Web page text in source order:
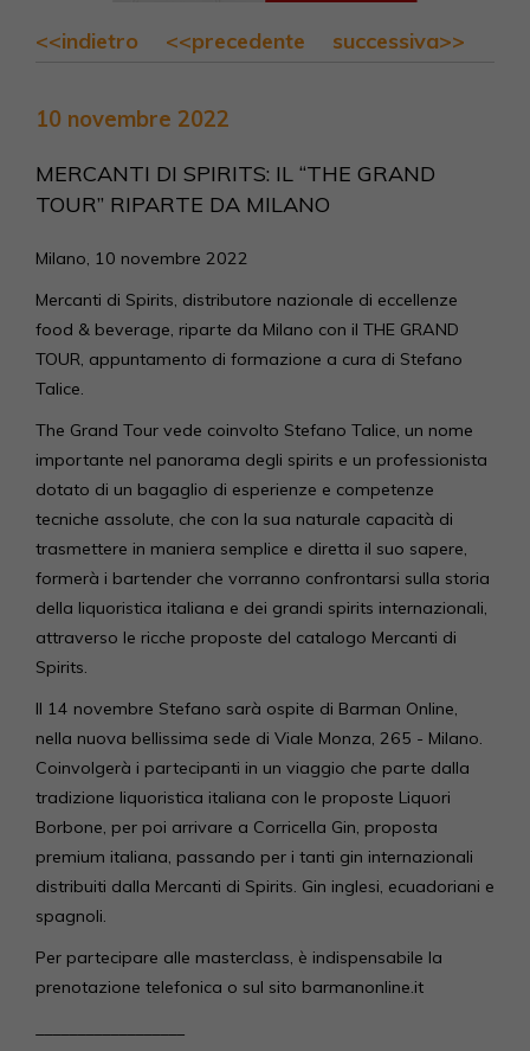
<<indietro <<precedente successiva>>
10 novembre 2022
MERCANTI DI SPIRITS: IL “THE GRAND
TOUR” RIPARTE DA MILANO
Milano, 10 novembre 2022
Mercanti di Spirits, distributore nazionale di eccellenze
food & beverage, riparte da Milano con il THE GRAND
TOUR, appuntamento di formazione a cura di Stefano
Talice.
The Grand Tour vede coinvolto Stefano Talice, un nome
importante nel panorama degli spirits e un professionista
dotato di un bagaglio di esperienze e competenze
tecniche assolute, che con la sua naturale capacità di
trasmettere in maniera semplice e diretta il suo sapere,
formerà i bartender che vorranno confrontarsi sulla storia
della liquoristica italiana e dei grandi spirits internazionali,
attraverso le ricche proposte del catalogo Mercanti di
Spirits.
Il 14 novembre Stefano sarà ospite di Barman Online,
nella nuova bellissima sede di Viale Monza, 265 - Milano.
Coinvolgerà i partecipanti in un viaggio che parte dalla
tradizione liquoristica italiana con le proposte Liquori
Borbone, per poi arrivare a Corricella Gin, proposta
premium italiana, passando per i tanti gin internazionali
distribuiti dalla Mercanti di Spirits. Gin inglesi, ecuadoriani e
spagnoli.
Per partecipare alle masterclass, è indispensabile la
prenotazione telefonica o sul sito barmanonline.it